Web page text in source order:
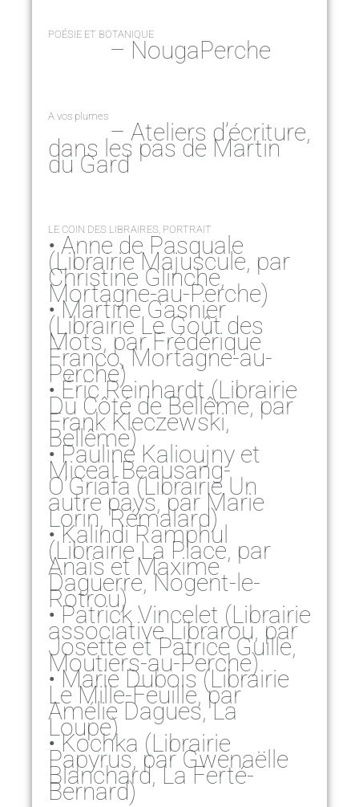
POÉSIE ET BOTANIQUE
– NougaPerche
A vos plumes
– Ateliers d’écriture,
dans les pas de Martin
du Gard
LE COIN DES LIBRAIRES, PORTRAIT
• Anne de Pasquale
(Librairie Majuscule, par
Christine Glinche,
Mortagne-au-Perche)
• Martine Gasnier
(Librairie Le Goût des
Mots, par Frédérique
Franco, Mortagne-au-
Perche)
• Éric Reinhardt (Librairie
Du Côté de Bellême, par
Frank Kleczewski,
Bellême)
• Pauline Kalioujny et
Miceal Beausang-
O’Griafa (Librairie Un
autre pays, par Marie
Lorin, Rémalard)
• Kalindi Ramphul
(Librairie La Place, par
Anaïs et Maxime
Daguerre, Nogent-le-
Rotrou)
• Patrick Vincelet (Librairie
associative Librarou, par
Josette et Patrice Guille,
Moutiers-au-Perche)
• Marie Dubois (Librairie
Le Mille-Feuille, par
Amélie Dagues, La
Loupe)
• Kochka (Librairie
Papyrus, par Gwenaëlle
Blanchard, La Ferté-
Bernard)